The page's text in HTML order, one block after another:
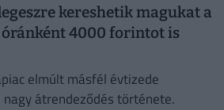
kereshetik magukat a
4000 forintot is
elmúlt másfél évtizede
átrendeződés története.